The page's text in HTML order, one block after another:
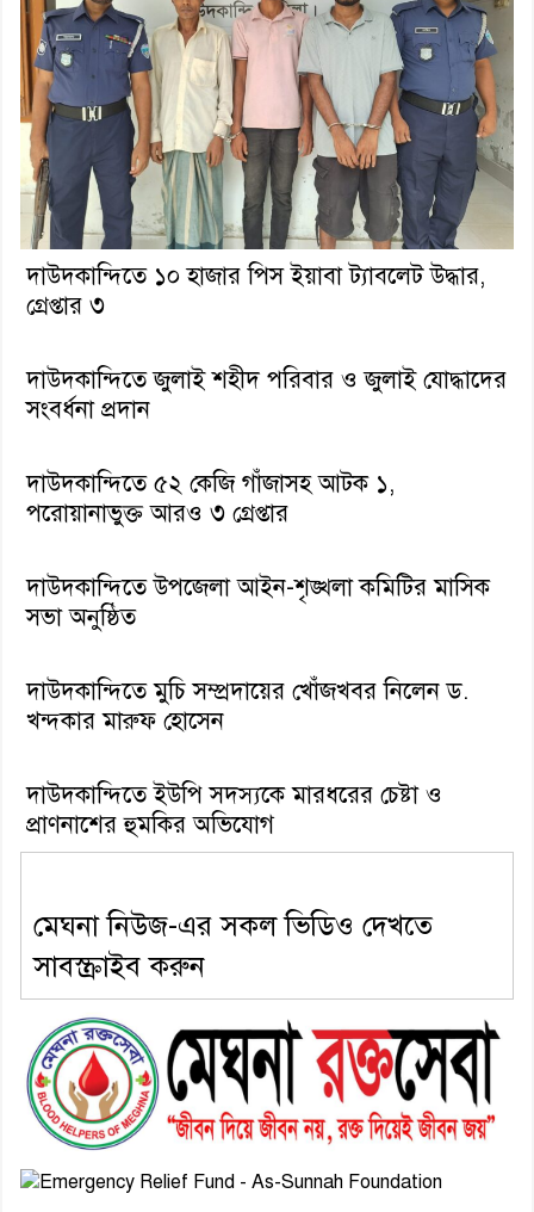
দাউদকান্দিতে ১০ হাজার পিস ইয়াবা ট্যাবলেট উদ্ধার,
গ্রেপ্তার ৩
দাউদকান্দিতে জুলাই শহীদ পরিবার ও জুলাই যোদ্ধাদের
সংবর্ধনা প্রদান
দাউদকান্দিতে ৫২ কেজি গাঁজাসহ আটক ১,
পরোয়ানাভুক্ত আরও ৩ গ্রেপ্তার
দাউদকান্দিতে উপজেলা আইন-শৃঙ্খলা কমিটির মাসিক
সভা অনুষ্ঠিত
দাউদকান্দিতে মুচি সম্প্রদায়ের খোঁজখবর নিলেন ড.
খন্দকার মারুফ হোসেন
দাউদকান্দিতে ইউপি সদস্যকে মারধরের চেষ্টা ও
প্রাণনাশের হুমকির অভিযোগ
মেঘনা নিউজ-এর সকল ভিডিও দেখতে
সাবস্ক্রাইব করুন